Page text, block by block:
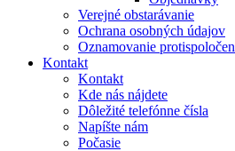
Verejné obstarávanie
Ochrana osobných údajov
Oznamovanie
Kontakt
Kontakt
Kde nás nájdete
Dôležité telefónne čísla
Napíšte nám
Počasie